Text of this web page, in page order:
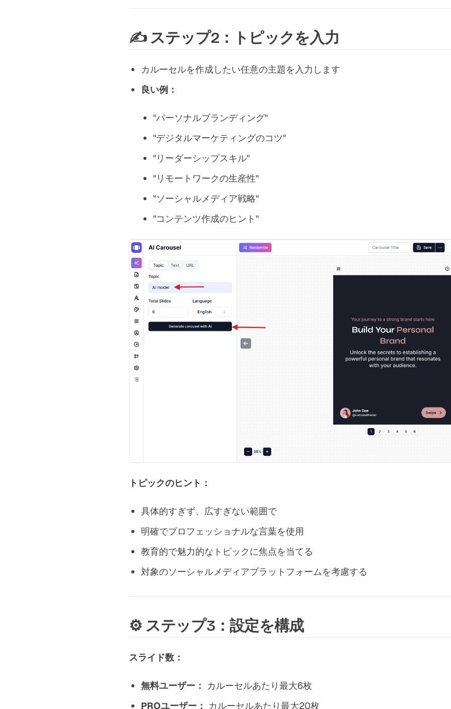
✍️ ステップ2：トピックを入力
カルーセルを作成したい任意の主題を入力します
良い例：
"パーソナルブランディング"
"デジタルマーケティングのコツ"
"リーダーシップスキル"
"リモートワークの生産性"
"ソーシャルメディア戦略"
"コンテンツ作成のヒント"
トピックのヒント：
具体的すぎず、広すぎない範囲で
明確でプロフェッショナルな言葉を使用
教育的で魅力的なトピックに焦点を当てる
対象のソーシャルメディアプラットフォームを考慮する
⚙️ ステップ3：設定を構成
スライド数：
無料ユーザー：
カルーセルあたり最大6枚
PROユーザー：
カルーセルあたり最大20枚